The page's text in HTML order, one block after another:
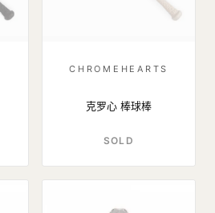
CHROMEHEARTS
克罗心 棒球棒
SOLD